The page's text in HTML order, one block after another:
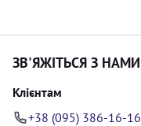
ЗВ'ЯЖІТЬСЯ З НАМИ
Клієнтам
+38 (095) 386-16-16